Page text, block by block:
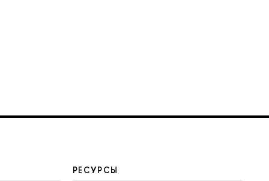
РЕСУРСЫ